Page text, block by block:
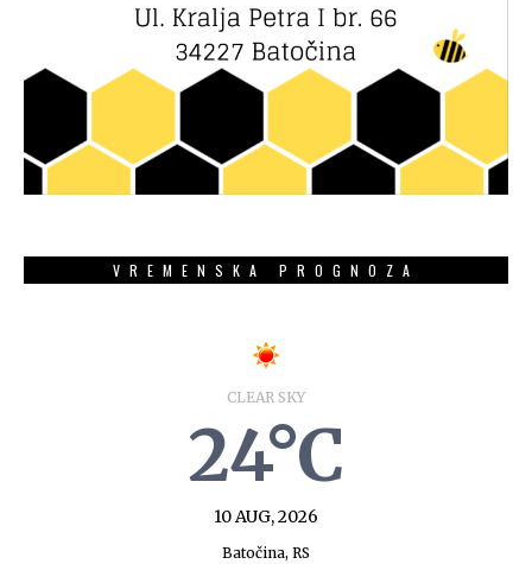
VREMENSKA PROGNOZA
CLEAR SKY
24°C
10 AUG, 2026
Batočina, RS